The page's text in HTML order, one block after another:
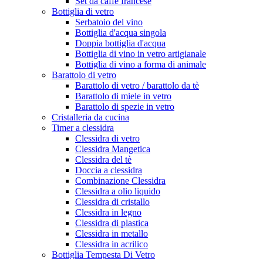
Bottiglia di vetro
Serbatoio del vino
Bottiglia d'acqua singola
Doppia bottiglia d'acqua
Bottiglia di vino in vetro artigianale
Bottiglia di vino a forma di animale
Barattolo di vetro
Barattolo di vetro / barattolo da tè
Barattolo di miele in vetro
Barattolo di spezie in vetro
Cristalleria da cucina
Timer a clessidra
Clessidra di vetro
Clessidra Mangetica
Clessidra del tè
Doccia a clessidra
Combinazione Clessidra
Clessidra a olio liquido
Clessidra di cristallo
Clessidra in legno
Clessidra di plastica
Clessidra in metallo
Clessidra in acrilico
Bottiglia Tempesta Di Vetro